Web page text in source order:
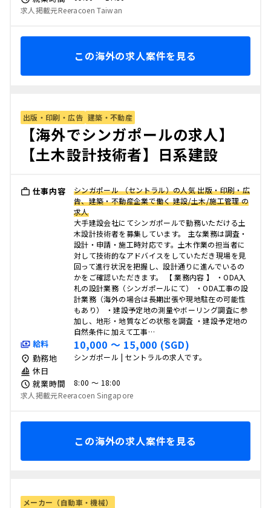
求人掲載元Reeracoen Taiwan
この海外の求人案件を見る
出版・印刷・広告 建築・不動産
【海外でシンガポールの求人】
【土木設計技術者】日系建設
仕事内容
シンガポール （セントラル）の人気 出版・印刷・広
告、建築・不動産企業で働く 建設/土木/施工管理 の
求人
大手建設会社にてシンガポールで勤務いただける土
木設計技術者を募集しています。 主な業務は調査・
設計・申請・施工時対応です。土木作業の担当者に
対して技術的なアドバイスをしていただき現場を見
回って進行状況を把握し、設計通りに進んでいるの
かをご確認いただきます。 【 業務内容 】 ・ODA入
札の設計業務（シンガポールにて） ・ODA工事の設
計業務（海外の場合は長期出張や現地駐在の可能性
もあり） ・建設予定地の測量やボーリング調査に参
加し、地形・地質などの状態を調査 ・建設予定地の
自然条件に加えて工事…
給料 10,000 〜 15,000 (SGD)
勤務地 シンガポール | セントラルの求人です。
休日
就業時間
8:00 〜 18:00
求人掲載元Reeracoen Singapore
この海外の求人案件を見る
メーカー（自動車・機械）